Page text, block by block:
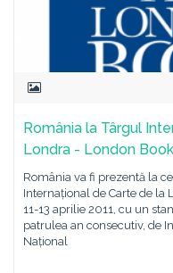
România la Târgul
Londra - London Book
România va fi prezentă la
Internațional de Carte de la
11-13 aprilie 2011, cu un
patrulea an consecutiv, de
Național